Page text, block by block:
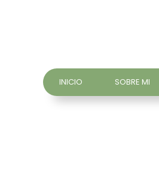
INICIO SOBRE MI